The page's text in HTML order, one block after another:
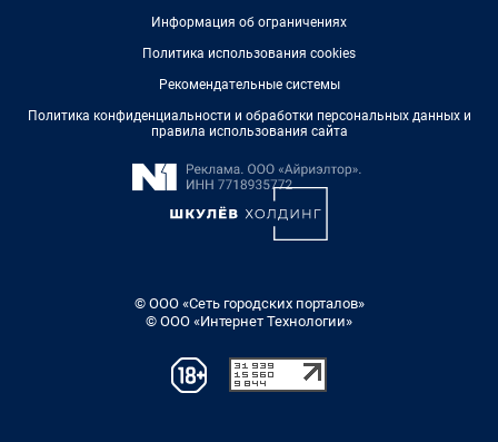
Информация об ограничениях
Политика использования cookies
Рекомендательные системы
Политика конфиденциальности и обработки персональных данных и
правила использования сайта
© ООО «Сеть городских порталов»
© ООО «Интернет Технологии»